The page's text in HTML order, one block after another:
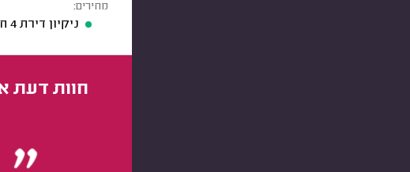
מחירים:
ניקיון דירת 4 חדרים לאחר שיפוץ לא כולל פוליש
חוות דעת